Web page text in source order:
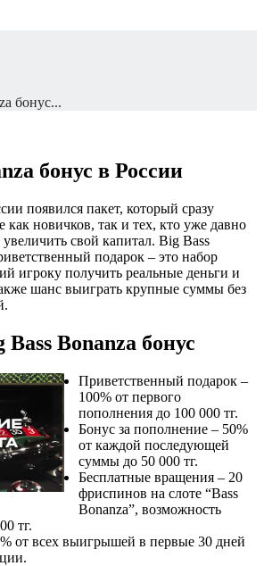
бонус...
бонус в России
появился пакет, который сразу
как новичков, так и тех, кто уже давно
свой капитал. Big Bass
подарок – это набор
игроку получить реальные деньги и
шанс выиграть крупные суммы без
Bonanza бонус
Приветственный подарок –
100% от первого
пополнения до 100 000 тг.
Бонус за пополнение – 50%
от каждой последующей
суммы до 50 000 тг.
Бесплатные вращения – 20
фриспинов на слоте “Bass
Bonanza”, возможность
тг.
от всех выигрышей в первые 30 дней